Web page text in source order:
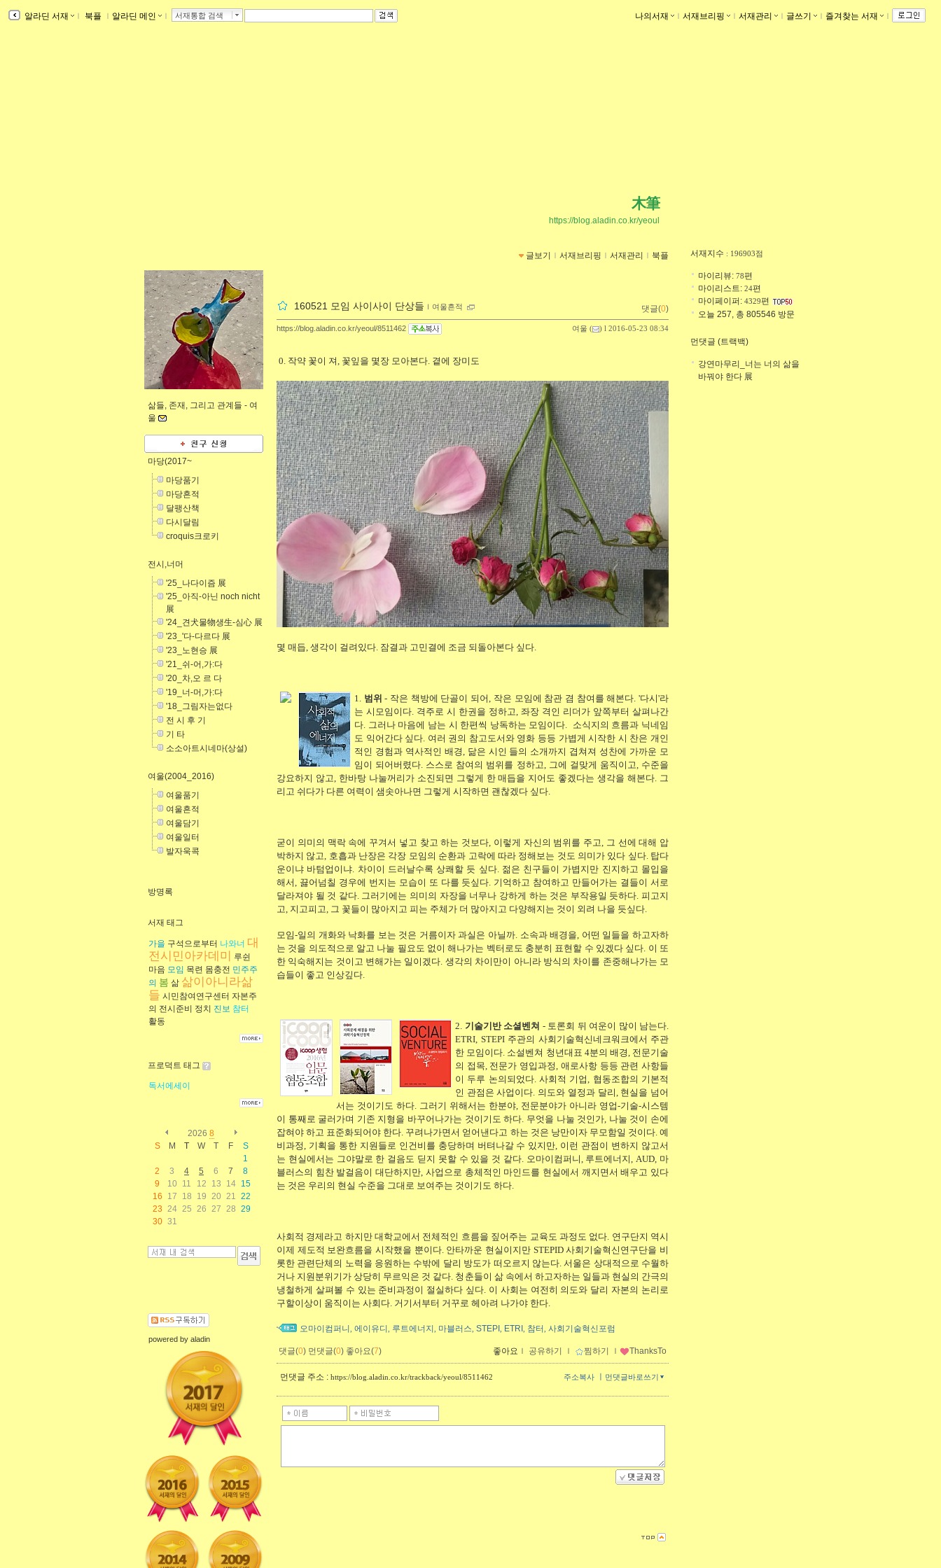
알라딘 서재 ｌ 북플 ｌ 알라딘 메인 ｌ 서재통합 검색 나의서재 ｌ 서재브리핑 ｌ 서재관리 ｌ 글쓰기 ｌ 즐겨찾는 서재 ｌ
木筆
https://blog.aladin.co.kr/yeoul
글보기 ｌ 서재브리핑 ｌ 서재관리 ｌ 북플
삶들, 존재, 그리고 관계들 - 여
울
마당(2017~
마당품기
마당흔적
달팽산책
다시달림
croquis크로키
전시,너머
'25_나다이즘 展
'25_아직-아닌 noch nicht
展
'24_견犬물物생生-심心 展
'23_'다-다르다 展
'23_노현승 展
'21_쉬-어,가:다
'20_차,오 르 다
'19_너-머,가:다
'18_그림자는없다
전 시 후 기
기 타
소소아트시네마(상설)
여울(2004_2016)
여울품기
여울흔적
여울담기
여울일터
발자욱콕
방명록
서재 태그
가을 구석으로부터 나와너 대
전시민아카데미 루쉰
마음 모임 목련 몸충전 민주주
의 봄 삶 삶이아니라삶
들 시민참여연구센터 자본주
의 전시준비 정치 진보 참터
활동
프로덕트 태그
독서에세이
2026 8
S
M T W T F
S
1
2
3 4 5 6 7
8
9
10 11 12 13 14
15
16
17 18 19 20 21 22
23 24 25 26 27 28 29
30 31
powered by aladin
160521 모임 사이사이 단상들 ｌ 여울흔적 댓글(0)
여울 ( ) l 2016-05-23 08:34
https://blog.aladin.co.kr/yeoul/8511462
0. 작약 꽃이 져, 꽃잎을 몇장 모아본다. 곁에 장미도
몇 매듭, 생각이 걸려있다. 잠결과 고민결에 조금 되돌아본다 싶다.
1. 범위 - 작은 책방에 단골이 되어, 작은 모임에 참관 겸 참여를 해본다. '다시'라
는 시모임이다. 격주로 시 한권을 정하고, 좌장 격인 리더가 앞쪽부터 살펴나간
다. 그러나 마음에 남는 시 한편씩 낭독하는 모임이다. 소식지의 흐름과 닉네임
도 익어간다 싶다. 여러 권의 참고도서와 영화 등등 가볍게 시작한 시 찬은 개인
적인 경험과 역사적인 배경, 닮은 시인 들의 소개까지 겹쳐져 성찬에 가까운 모
임이 되어버렸다. 스스로 참여의 범위를 정하고, 그에 걸맞게 움직이고, 수준을
강요하지 않고, 한바탕 나눌꺼리가 소진되면 그렇게 한 매듭을 지어도 좋겠다는 생각을 해본다. 그
리고 쉬다가 다른 여력이 샘솟아나면 그렇게 시작하면 괜찮겠다 싶다.
굳이 의미의 맥락 속에 꾸겨서 넣고 찾고 하는 것보다, 이렇게 자신의 범위를 주고, 그 선에 대해 압
박하지 않고, 호흡과 난장은 각장 모임의 순환과 고락에 따라 정해보는 것도 의미가 있다 싶다. 탑다
운이냐 바텀업이냐. 차이이 드러날수록 상쾌할 듯 싶다. 젊은 친구들이 가볍지만 진지하고 몰입을
해서, 끓어넘칠 경우에 번지는 모습이 또 다를 듯싶다. 기억하고 참여하고 만들어가는 결들이 서로
달라져야 될 것 같다. 그러기에는 의미의 자장을 너무나 강하게 하는 것은 부작용일 듯하다. 피고지
고, 지고피고, 그 꽃들이 많아지고 피는 주체가 더 많아지고 다양해지는 것이 외려 나을 듯싶다.
모임-일의 개화와 낙화를 보는 것은 거름이자 과실은 아닐까. 소속과 배경을, 어떤 일들을 하고자하
는 것을 의도적으로 알고 나눌 필요도 없이 해나가는 벡터로도 충분히 표현할 수 있겠다 싶다. 이 또
한 익숙해지는 것이고 변해가는 일이겠다. 생각의 차이만이 아니라 방식의 차이를 존중해나가는 모
습들이 좋고 인상깊다.
2. 기술기반 소셜벤쳐 - 토론회 뒤 여운이 많이 남는다.
ETRI, STEPI 주관의 사회기술혁신네크워크에서 주관
한 모임이다. 소설벤쳐 청년대표 4분의 배경, 전문기술
의 접목, 전문가 영입과정, 애로사항 등등 관련 사항들
이 두루 논의되었다. 사회적 기업, 협동조합의 기본적
인 관점은 사업이다. 의도와 열정과 달리, 현실을 넘어
서는 것이기도 하다. 그러기 위해서는 한분야, 전문분야가 아니라 영업-기술-시스템
이 통째로 굴러가며 기존 지형을 바꾸어나가는 것이기도 하다. 무엇을 나눌 것인가, 나눌 것이 손에
잡혀야 하고 표준화되어야 한다. 꾸려나가면서 얻어낸다고 하는 것은 낭만이자 무모함일 것이다. 예
비과정, 기획을 통한 지원들로 인건비를 충당하며 버텨나갈 수 있지만, 이런 관점이 변하지 않고서
는 현실에서는 그야말로 한 걸음도 딛지 못할 수 있을 것 같다. 오마이컴퍼니, 루트에너지, AUD, 마
블러스의 힘찬 발걸음이 대단하지만, 사업으로 총체적인 마인드를 현실에서 깨지면서 배우고 있다
는 것은 우리의 현실 수준을 그대로 보여주는 것이기도 하다.
사회적 경제라고 하지만 대학교에서 전체적인 흐름을 짚어주는 교육도 과정도 없다. 연구단지 역시
이제 제도적 보완흐름을 시작했을 뿐이다. 안타까운 현실이지만 STEPID 사회기술혁신연구단을 비
롯한 관련단체의 노력을 응원하는 수밖에 달리 방도가 떠오르지 않는다. 서울은 상대적으로 수월하
거나 지원분위기가 상당히 무르익은 것 같다. 청춘들이 삶 속에서 하고자하는 일들과 현실의 간극의
냉철하게 살펴볼 수 있는 준비과정이 절실하다 싶다. 이 사회는 여전히 의도와 달리 자본의 논리로
구할이상이 움직이는 사회다. 거기서부터 거꾸로 헤아려 나가야 한다.
오마이컴퍼니 에이유디 루트에너지 마블러스 STEPI ETRI 참터 사회기술혁신포럼
댓글(0) 먼댓글(0) 좋아요(7) 좋아요 ｌ 공유하기 ｌ 찜하기 ｌ ThanksTo
먼댓글 주소 : https://blog.aladin.co.kr/trackback/yeoul/8511462 먼댓글바로쓰기
주소복사 ㅣ
서재지수 : 196903점
마이리뷰: 78편
마이리스트: 24편
마이페이퍼: 4329편
오늘 257, 총 805546 방문
먼댓글 (트랙백)
강연마무리_너는 너의 삶을
바꿔야 한다 展